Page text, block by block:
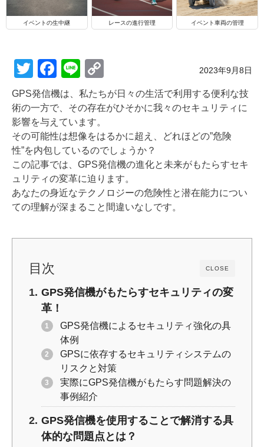
イベントの生中継 レースの進行管理 イベント車両の管理
2023年9月8日
T
wi
tt
er
F
a
c
e
b
o
o
k
Li
n
e
o
p
Li
n
k
GPS発信機は、私たちが日々の生活で利用する便利な技
術の一方で、その存在がひそかに我々のセキュリティに
影響を与えています。
その可能性は想像をはるかに超え、どれほどの”危険
性”を内包しているのでしょうか？
この記事では、GPS発信機の進化と未来がもたらすセキ
ュリティの変革に迫ります。
あなたの身近なテクノロジーの危険性と潜在能力につい
ての理解が深まること間違いなしです。
CLOSE
目次
GPS発信機がもたらすセキュリティの変
革！
GPS発信機によるセキュリティ強化の具
体例
GPSに依存するセキュリティシステムの
リスクと対策
実際にGPS発信機がもたらす問題解決の
事例紹介
GPS発信機を使用することで解消する具
体的な問題点とは？